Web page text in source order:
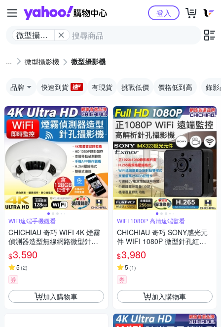
Yahoo購物中心
微型攝影
登入
微型攝影機 微型攝影機
品牌 快速到貨 有現貨 挑戰低價 價格低到高 錄
WIFI遠端手機觀看
CHICHIAU 奇巧 WIFI 4K 煙霧
偵測器造型無線網路微型針孔
攝影機(128G) C110 影音記錄
器
$3,590
5 (2)
券
加入購物車
WIFI 1080P 高清遠端監看
CHICHIAU 奇巧 SONY感光元
件 WIFI 1080P 微型針孔紅外
線夜視遠端網路攝影機 X3
$3,980
5 (1)
券
加入購物車